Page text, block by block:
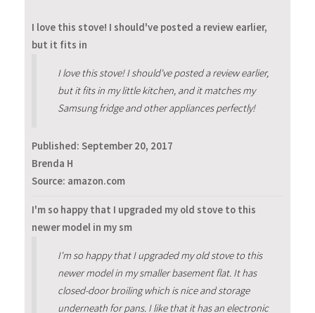
I love this stove! I should've posted a review earlier,
but it fits in
I love this stove! I should've posted a review earlier,
but it fits in my little kitchen, and it matches my
Samsung fridge and other appliances perfectly!
Published: September 20, 2017
Brenda H
Source: amazon.com
I'm so happy that I upgraded my old stove to this
newer model in my sm
I'm so happy that I upgraded my old stove to this
newer model in my smaller basement flat. It has
closed-door broiling which is nice and storage
underneath for pans. I like that it has an electronic